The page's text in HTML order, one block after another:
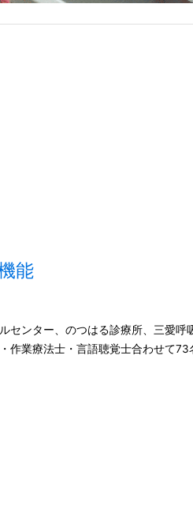
能
ンター、のつはる診療所、三愛呼
作業療法士・言語聴覚士合わせて